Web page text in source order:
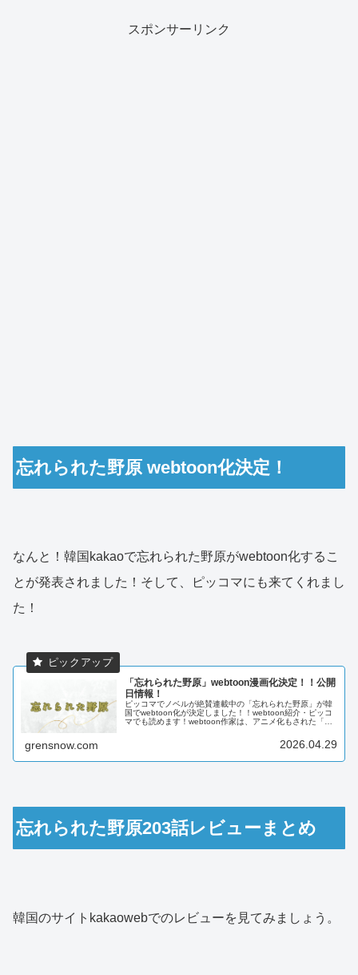
スポンサーリンク
忘れられた野原 webtoon化決定！
なんと！韓国kakaoで忘れられた野原がwebtoon化するこ
とが発表されました！そして、ピッコマにも来てくれまし
た！
「忘れられた野原」webtoon漫画化決定！！公開
日情報！
ピッコマでノベルが絶賛連載中の「忘れられた野原」が韓
国でwebtoon化が決定しました！！webtoon紹介・ピッコ
マでも読めます！webtoon作家は、アニメ化もされた「あ
grensnow.com 2026.04.29
忘れられた野原203話レビューまとめ
韓国のサイトkakaowebでのレビューを見てみましょう。